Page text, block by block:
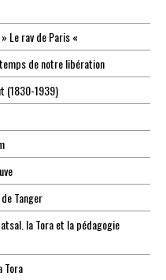
Le rav de Paris «
de notre libération
(1830-1939)
Tanger
la Tora et la pédagogie
Tora